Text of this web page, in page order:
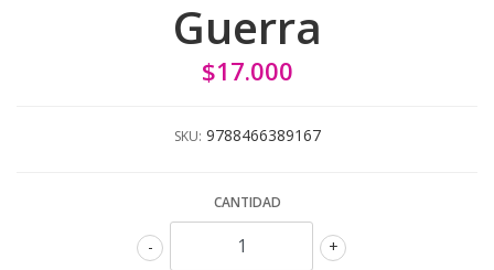
Guerra
$17.000
SKU: 9788466389167
CANTIDAD
+
-